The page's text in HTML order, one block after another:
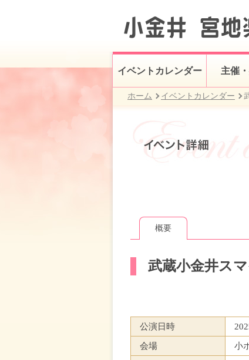
イベントカレンダー 主催
ホーム イベントカレンダー
概要
武蔵小金井ス
公演日時
会場 小